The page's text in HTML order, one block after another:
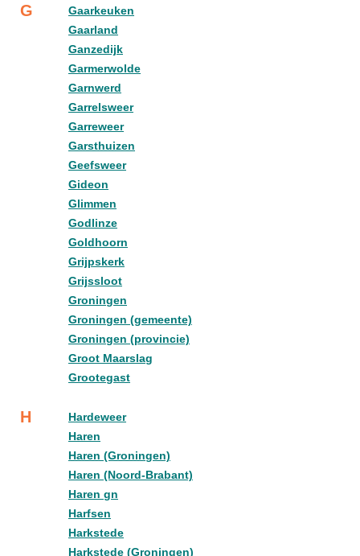
G
Gaarkeuken
Gaarland
Ganzedijk
Garmerwolde
Garnwerd
Garrelsweer
Garreweer
Garsthuizen
Geefsweer
Gideon
Glimmen
Godlinze
Goldhoorn
Grijpskerk
Grijssloot
Groningen
Groningen (gemeente)
Groningen (provincie)
Groot Maarslag
Grootegast
H
Hardeweer
Haren
Haren (Groningen)
Haren (Noord-Brabant)
Haren gn
Harfsen
Harkstede
Harkstede (Groningen)